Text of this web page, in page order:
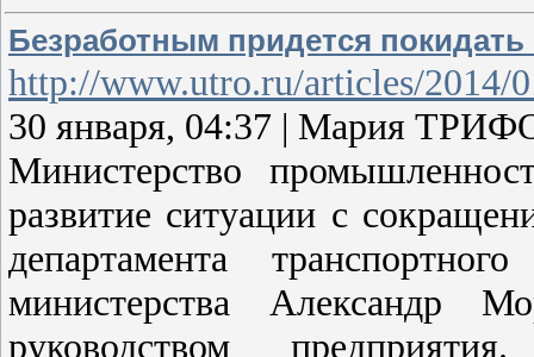
Безработным придется
http://www.utro.ru/articles/2014/
30 января, 04:37 | Мария
Министерство
развитие ситуации с
департамента
министерства Александр
руководством